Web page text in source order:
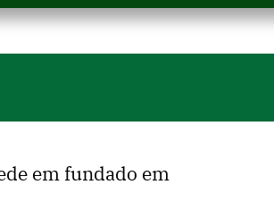
em fundado em